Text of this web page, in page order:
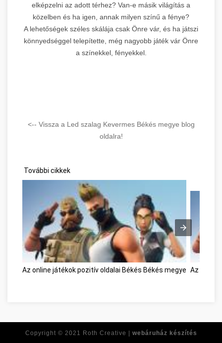
elképzelni az adott térhez? Van-e másik világítás a
közelben és ha igen, annak milyen színű a fénye?
A lehetőségek széles skálája csak Önre vár, és ha játszi
könnyedséggel telepítette, még nagyobb játék vár Önre
a színekkel, fényekkel.
<-- Vissza a Led szalag Kevermes Békés megye blog
oldalra!
További cikkek
Az online játékok pozitív oldalai Békés Békés megye Az online
Copyright © 2021 Roth Creative | webáruház készítés